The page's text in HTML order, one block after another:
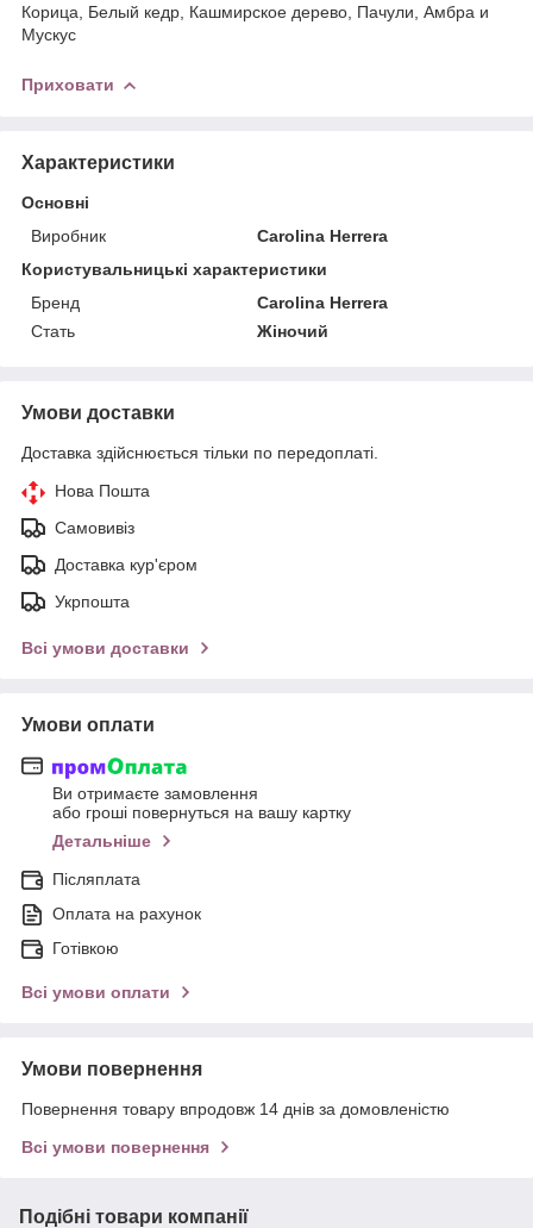
Корица, Белый кедр, Кашмирское дерево, Пачули, Амбра и
Мускус
Приховати
Характеристики
Основні
Виробник
Carolina Herrera
Користувальницькі характеристики
Бренд
Carolina Herrera
Стать
Жіночий
Умови доставки
Доставка здійснюється тільки по передоплаті.
Нова Пошта
Самовивіз
Доставка кур'єром
Укрпошта
Всі умови доставки
Умови оплати
Ви отримаєте замовлення
або гроші повернуться на вашу картку
Детальніше
Післяплата
Оплата на рахунок
Готівкою
Всі умови оплати
Умови повернення
Повернення товару впродовж 14 днів за домовленістю
Всі умови повернення
Подібні товари компанії